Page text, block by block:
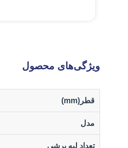
ویژگی‌های محصول
قطر(mm)
مدل
تعداد لبه برشی